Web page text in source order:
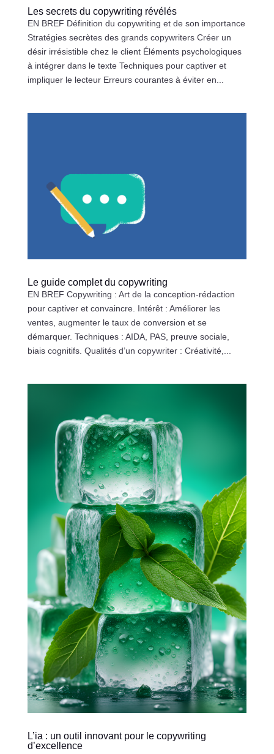
Les secrets du copywriting révélés
EN BREF Définition du copywriting et de son importance
Stratégies secrètes des grands copywriters Créer un
désir irrésistible chez le client Éléments psychologiques
à intégrer dans le texte Techniques pour captiver et
impliquer le lecteur Erreurs courantes à éviter en...
Le guide complet du copywriting
EN BREF Copywriting : Art de la conception-rédaction
pour captiver et convaincre. Intérêt : Améliorer les
ventes, augmenter le taux de conversion et se
démarquer. Techniques : AIDA, PAS, preuve sociale,
biais cognitifs. Qualités d’un copywriter : Créativité,...
L’ia : un outil innovant pour le copywriting
d’excellence